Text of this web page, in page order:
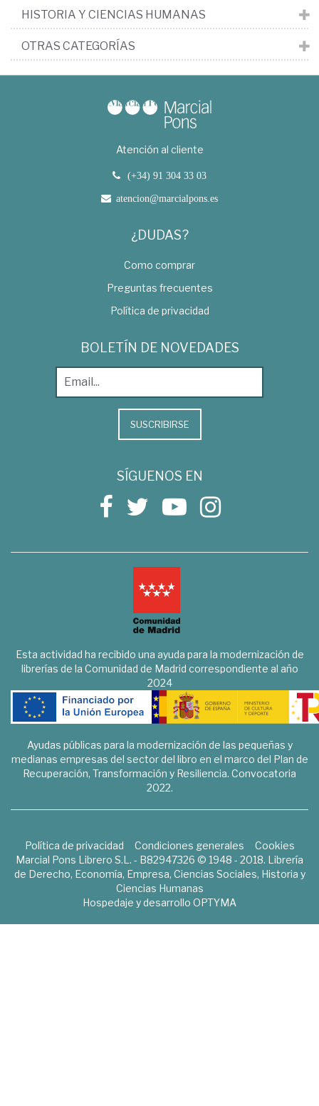
HISTORIA Y CIENCIAS HUMANAS
OTRAS CATEGORÍAS
Atención al cliente
(+34) 91 304 33 03
atencion@marcialpons.es
¿DUDAS?
Como comprar
Preguntas frecuentes
Política de privacidad
BOLETÍN DE NOVEDADES
SUSCRIBIRSE
SÍGUENOS EN
Esta actividad ha recibido una ayuda para la modernización de
librerías de la Comunidad de Madrid correspondiente al año
2024
Ayudas públicas para la modernización de las pequeñas y
medianas empresas del sector del libro en el marco del Plan de
Recuperación, Transformación y Resiliencia. Convocatoria
2022.
Política de privacidad Condiciones generales
Cookies
Marcial Pons Librero S.L. - B82947326 © 1948 - 2018. Librería
de Derecho, Economía, Empresa, Ciencias Sociales, Historia y
Ciencias Humanas
Hospedaje y desarrollo OPTYMA